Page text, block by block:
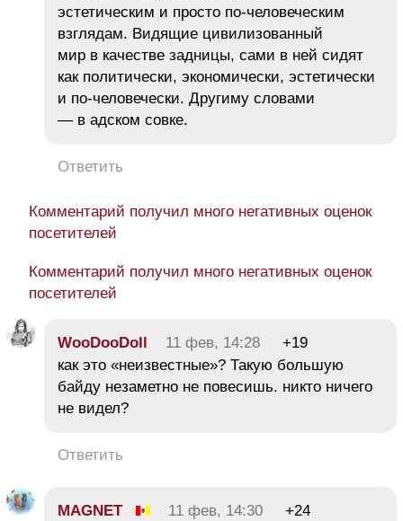
эстетическим и просто по-человеческим
взглядам. Видящие цивилизованный
мир в качестве задницы, сами в ней сидят
как политически, экономически, эстетически
и по-человечески. Другиму словами
— в адском совке.
Ответить
Комментарий получил много негативных оценок
посетителей
Комментарий получил много негативных оценок
посетителей
WooDooDoll 11 фев, 14:28
+19
как это «неизвестные»? Такую большую
байду незаметно не повесишь. никто ничего
не видел?
Ответить
MAGNET 11 фев, 14:30
+24